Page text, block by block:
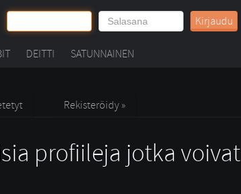
Kirjaudu
DEITTI SATUNNAINEN
Rekisteröidy »
profiileja jotka voivat